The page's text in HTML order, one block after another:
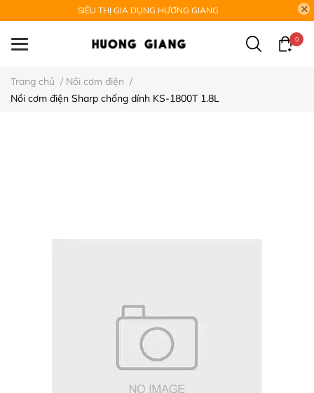
SIÊU THỊ GIA DỤNG HƯƠNG GIANG
0
Trang chủ / Nồi cơm điện /
Nồi cơm điện Sharp chống dính KS-1800T 1.8L